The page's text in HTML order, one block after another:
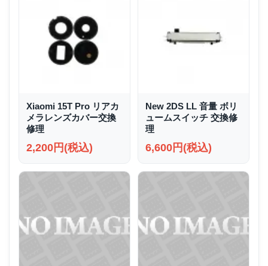
Xiaomi 15T Pro リアカ
メラレンズカバー交換
修理
2,200円(税込)
New 2DS LL 音量 ボリ
ュームスイッチ 交換修
理
6,600円(税込)